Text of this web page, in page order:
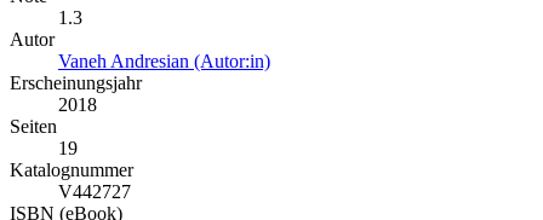
1.3
Autor
Vaneh Andresian (Autor:in)
Erscheinungsjahr
2018
Seiten
19
Katalognummer
V442727
ISBN (eBook)